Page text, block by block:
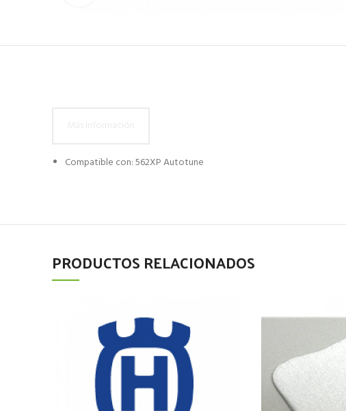
Compatible con: 562XP Autotune
PRODUCTOS RELACIONADOS